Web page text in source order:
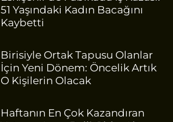
51 Yaşındaki Kadın Bacağını
Kaybetti
Birisiyle Ortak Tapusu Olanlar
İçin Yeni Dönem: Öncelik Artık
O Kişilerin Olacak
Haftanın En Çok Kazandıran